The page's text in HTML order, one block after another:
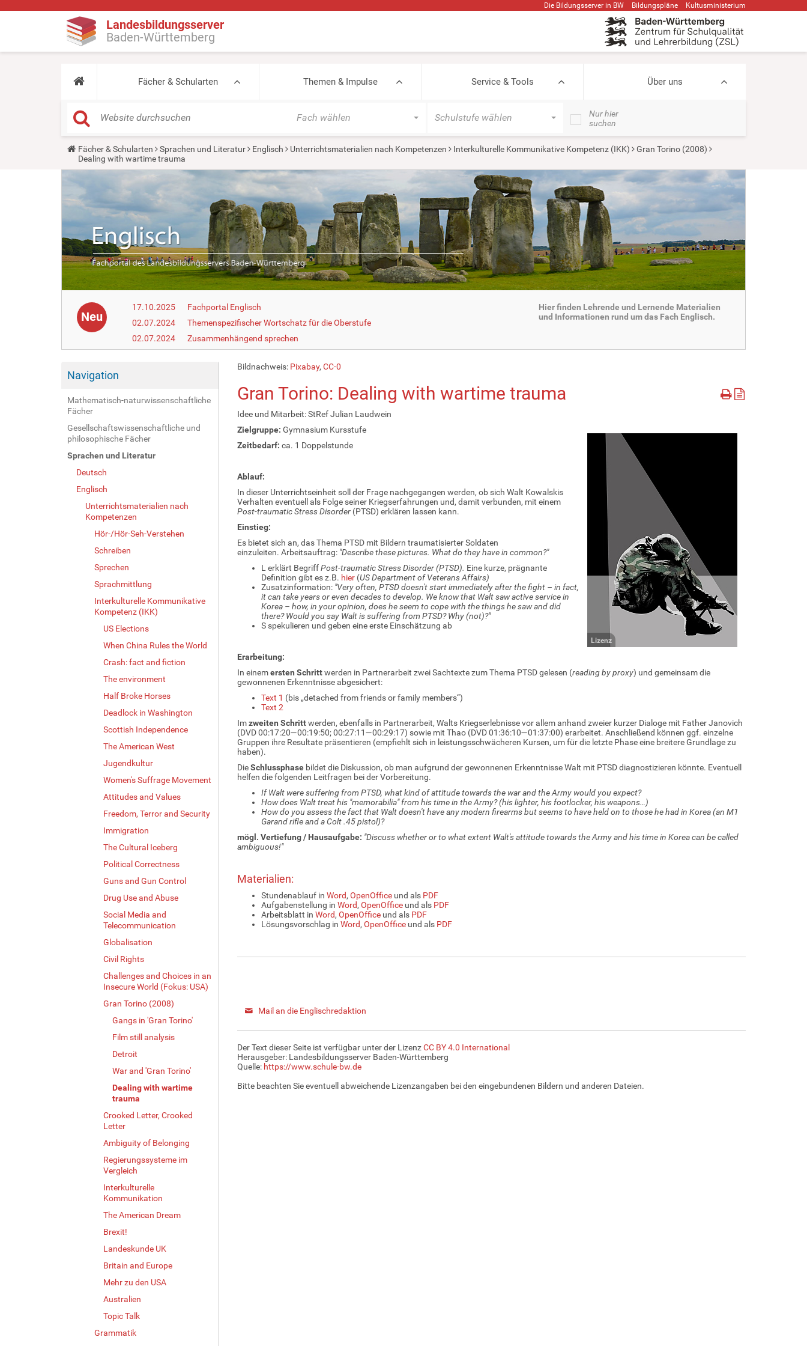
Die Bildungsserver in BW Bildungspläne Kultusministerium
Landesbildungsserver
Baden-Württemberg
Fächer & Schularten Themen & Impulse Service & Tools Über uns
Fach wählen Schulstufe wählen
Nur hier
suchen
Y
u
e
h
e
:
Fächer & Schularten Sprachen und Literatur Englisch Unterrichtsmaterialien nach Kompetenzen Interkulturelle Kommunikative Kompetenz (IKK)
Gran Torino (2008)
Dealing with wartime trauma
Neu
17.10.2025
Fachportal Englisch
02.07.2024
Themenspezifischer Wortschatz für die Oberstufe
02.07.2024
Zusammenhängend sprechen
Hier finden Lehrende und Lernende Materialien
und Informationen rund um das Fach Englisch.
Navigation
Mathematisch-naturwissenschaftliche
Fächer
Gesellschaftswissenschaftliche und
philosophische Fächer
Sprachen und Literatur
Deutsch
Englisch
Unterrichtsmaterialien nach
Kompetenzen
Hör-/Hör-Seh-Verstehen
Schreiben
Sprechen
Sprachmittlung
Interkulturelle Kommunikative
Kompetenz (IKK)
US Elections
When China Rules the World
Crash: fact and fiction
The environment
Half Broke Horses
Deadlock in Washington
Scottish Independence
The American West
Jugendkultur
Women's Suffrage Movement
Attitudes and Values
Freedom, Terror and Security
Immigration
The Cultural Iceberg
Political Correctness
Guns and Gun Control
Drug Use and Abuse
Social Media and
Telecommunication
Globalisation
Civil Rights
Challenges and Choices in an
Insecure World (Fokus: USA)
Gran Torino (2008)
Gangs in 'Gran Torino'
Film still analysis
Detroit
War and 'Gran Torino'
Dealing with wartime
trauma
Crooked Letter, Crooked
Letter
Ambiguity of Belonging
Regierungssysteme im
Vergleich
Interkulturelle
Kommunikation
The American Dream
Brexit!
Landeskunde UK
Britain and Europe
Mehr zu den USA
Australien
Topic Talk
Grammatik
Bildnachweis: Pixabay, CC-0
Gran Torino: Dealing with wartime trauma
Idee und Mitarbeit: StRef Julian Laudwein
Lizenz
Zielgruppe: Gymnasium Kursstufe
Zeitbedarf: ca. 1 Doppelstunde
Ablauf:
In dieser Unterrichtseinheit soll der Frage nachgegangen werden, ob sich Walt Kowalskis
Verhalten eventuell als Folge seiner Kriegserfahrungen und, damit verbunden, mit einem
Post-traumatic Stress Disorder(PTSD) erklären lassen kann.
Einstieg:
Es bietet sich an, das Thema PTSD mit Bildern traumatisierter Soldaten
einzuleiten. Arbeitsauftrag: "Describe these pictures. What do they have in common?"
L erklärt BegriffPost-traumatic Stress Disorder (PTSD). Eine kurze, prägnante
Definition gibt es z.B. hier(US Department of Veterans Affairs)
Zusatzinformation: "Very often, PTSD doesn't start immediately after the fight – in fact,
it can take years or even decades to develop. We know that Walt saw active service in
Korea – how, in your opinion, does he seem to cope with the things he saw and did
there? Would you say Walt is suffering from PTSD? Why (not)?"
S spekulieren und geben eine erste Einschätzung ab
Erarbeitung:
In einemersten Schrittwerden in Partnerarbeit zwei Sachtexte zum Thema PTSD gelesen (reading by proxy) und gemeinsam die
gewonnenen Erkenntnisse abgesichert:
Text 1 (bis „detached from friends or family members“)
Text 2
Imzweiten Schrittwerden, ebenfalls in Partnerarbeit, Walts Kriegserlebnisse vor allem anhand zweier kurzer Dialoge mit Father Janovich
(DVD 00:17:20—00:19:50; 00:27:11—00:29:17) sowie mit Thao (DVD 01:36:10—01:37:00) erarbeitet. Anschließend können ggf. einzelne
Gruppen ihre Resultate präsentieren (empfiehlt sich in leistungsschwächeren Kursen, um für die letzte Phase eine breitere Grundlage zu
haben).
DieSchlussphasebildet die Diskussion, ob man aufgrund der gewonnenen Erkenntnisse Walt mit PTSD diagnostizieren könnte. Eventuell
helfen die folgenden Leitfragen bei der Vorbereitung.
If Walt were suffering from PTSD, what kind of attitude towards the war and the Army would you expect?
How does Walt treat his "memorabilia" from his time in the Army? (his lighter, his footlocker, his weapons…)
How do you assess the fact that Walt doesn't have any modern firearms but seems to have held on to those he had in Korea (an M1
Garand rifle and a Colt .45 pistol)?
mögl. Vertiefung / Hausaufgabe: "Discuss whether or to what extent Walt's attitude towards the Army and his time in Korea can be called
ambiguous!"
Materialien:
Stundenablauf in Word, OpenOfficeund als PDF
Aufgabenstellung in Word, OpenOfficeund als PDF
Arbeitsblatt in Word, OpenOfficeund als PDF
Lösungsvorschlag in Word, OpenOfficeund als PDF
Mail an die Englischredaktion
Der Text dieser Seite ist verfügbar unter der LizenzCC BY 4.0 International
Herausgeber: Landesbildungsserver Baden-Württemberg
Quelle: https://www.schule-bw.de
Bitte beachten Sie eventuell abweichende Lizenzangaben bei den eingebundenen Bildern und anderen Dateien.